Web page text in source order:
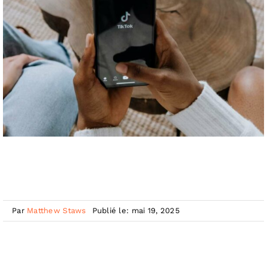
Par Matthew Staws Publié le: mai 19, 2025